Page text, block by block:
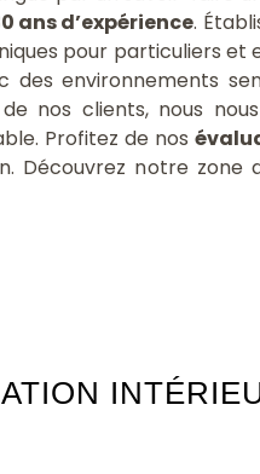
quels qu'ils
ans d’expérience.
pour particuliers et
environnements
nos clients, nous
Profitez de nos
Découvrez notre zone